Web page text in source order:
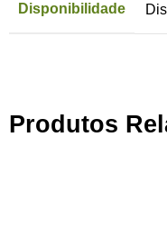
Disponibilidade
Produtos